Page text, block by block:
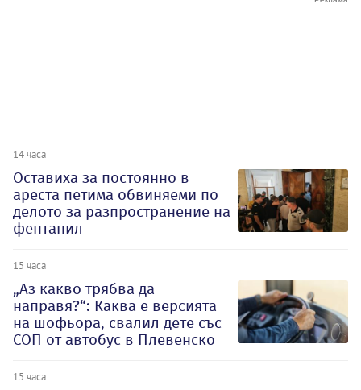
14 часа
Оставиха за постоянно в
ареста петима обвиняеми по
делото за разпространение на
фентанил
15 часа
„Аз какво трябва да
направя?“: Каква е версията
на шофьора, свалил дете със
СОП от автобус в Плевенско
15 часа